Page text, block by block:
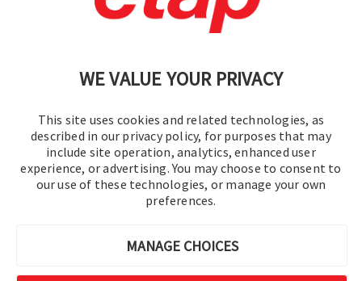
WE VALUE YOUR PRIVACY
This site uses cookies and related technologies, as
described in our privacy policy, for purposes that may
include site operation, analytics, enhanced user
experience, or advertising. You may choose to consent to
our use of these technologies, or manage your own
preferences.
MANAGE CHOICES
©2016-2026 Operation Technology, Inc.
Tous droits réservés.